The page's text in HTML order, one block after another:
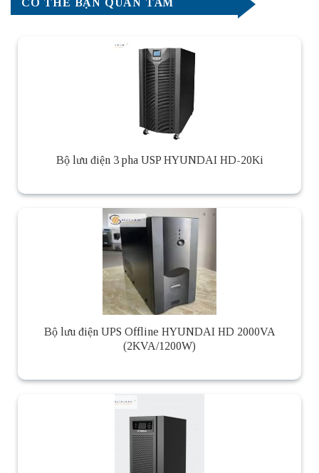
Bộ lưu điện 3 pha USP HYUNDAI HD-20Ki
Bộ lưu điện UPS Offline HYUNDAI HD 2000VA
(2KVA/1200W)